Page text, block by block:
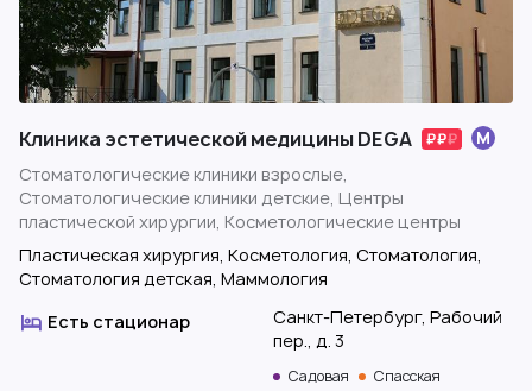
Клиника эстетической медицины DEGA
Стоматологические клиники взрослые,
Стоматологические клиники детские, Центры
пластической хирургии, Косметологические центры
Пластическая хирургия, Косметология, Стоматология,
Стоматология детская, Маммология
Есть стационар
Санкт-Петербург, Рабочий
пер., д. 3
Садовая Спасская